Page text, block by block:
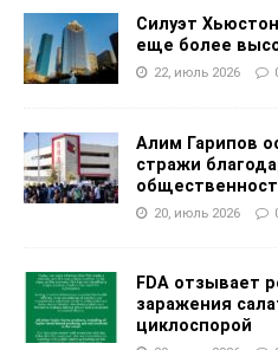
Силуэт
еще более
22, июль 2026
Алим Гарипов
стражи
20, июль 2026
FDA отзывает
заражения
циклоспорой